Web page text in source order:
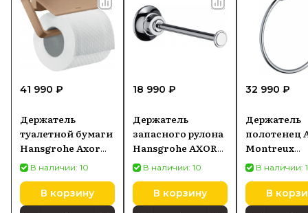
41 990 ₽
Держатель
туалетной бумаги
Hansgrohe Axor
Universal красное
золото
шлифованное
42836310
В наличии: 10
В корзину
18 990 ₽
Держатель
запасного рулона
Hansgrohe AXOR
Montreux
42028820
В наличии: 10
В корзину
32 990 ₽
Держатель
полотенец
Montreux
42021000
В наличии:
В